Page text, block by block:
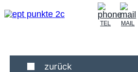
TEL MAIL
zurück